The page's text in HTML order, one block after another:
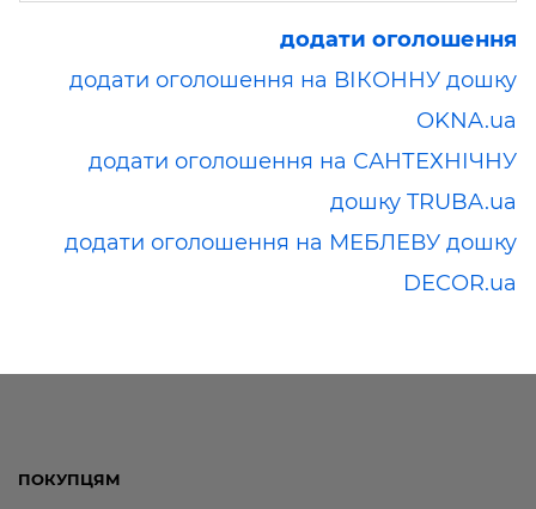
додати оголошення
додати оголошення на ВІКОННУ дошку
OKNA.ua
додати оголошення на САНТЕХНІЧНУ
дошку TRUBA.ua
додати оголошення на МЕБЛЕВУ дошку
DECOR.ua
ПОКУПЦЯМ